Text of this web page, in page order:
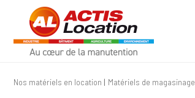
Nos matériels en location Matériels de magasinage